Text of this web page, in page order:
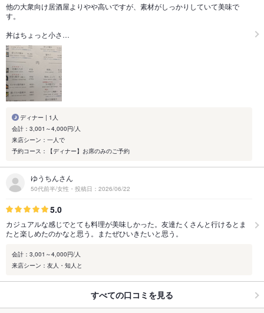
他の大衆向け居酒屋よりやや高いですが、素材がしっかりしていて美味で
す。
丼はちょっと小さ…
ディナー | 1人
会計：3,001～4,000円/人
来店シーン：一人で
予約コース：【ディナー】お席のみのご予約
ゆうちんさん
50代前半/女性・投稿日：2026/06/22
5.0
カジュアルな感じでとても料理が美味しかった。友達たくさんと行けるとま
たと楽しめたのかなと思う。またぜひいきたいと思う。
会計：3,001～4,000円/人
来店シーン：友人・知人と
すべての口コミを見る